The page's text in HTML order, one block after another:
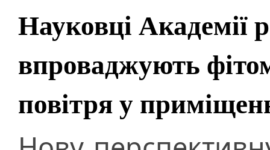
Науковці Академії
впроваджують
повітря у